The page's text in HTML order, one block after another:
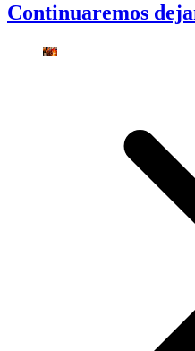
Continuaremos